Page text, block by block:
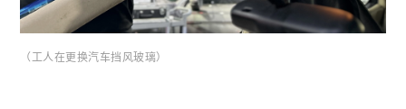
（工人在更换汽车挡风玻璃）